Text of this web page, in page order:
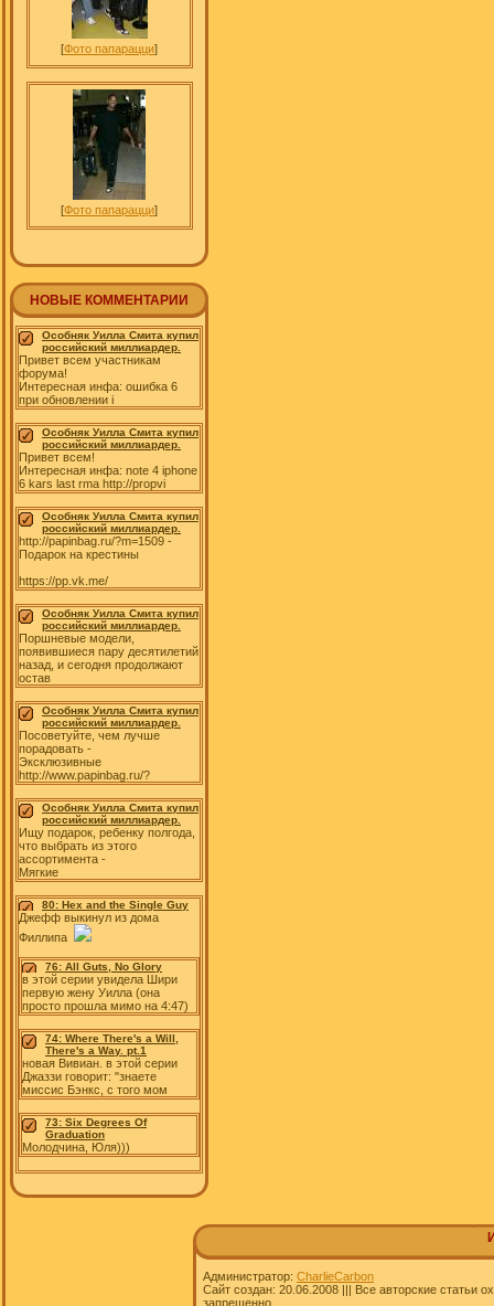
[Фото папарацци]
[Фото папарацци]
НОВЫЕ КОММЕНТАРИИ
Особняк Уилла Смита купил
российский миллиардер.
Привет всем участникам
форума!
Интересная инфа: ошибка 6
при обновлении i
Особняк Уилла Смита купил
российский миллиардер.
Привет всем!
Интересная инфа: note 4 iphone
6 kars last rma http://propvi
Особняк Уилла Смита купил
российский миллиардер.
http://papinbag.ru/?m=1509 -
Подарок на крестины
https://pp.vk.me/
Особняк Уилла Смита купил
российский миллиардер.
Поршневые модели,
появившиеся пару десятилетий
назад, и сегодня продолжают
остав
Особняк Уилла Смита купил
российский миллиардер.
Посоветуйте, чем лучше
порадовать -
Эксклюзивные
http://www.papinbag.ru/?
Особняк Уилла Смита купил
российский миллиардер.
Ищу подарок, ребенку полгода,
что выбрать из этого
ассортимента -
Мягкие
80: Hex and the Single Guy
Джефф выкинул из дома
Филлипа
76: All Guts, No Glory
в этой серии увидела Шири
первую жену Уилла (она
просто прошла мимо на 4:47)
74: Where There's a Will,
There's a Way. pt.1
новая Вивиан. в этой серии
Джаззи говорит: "знаете
миссис Бэнкс, с того мом
73: Six Degrees Of
Graduation
Молодчина, Юля)))
Администратор: CharlieCarbon
Сайт создан: 20.06.2008 ||| Все авторские статьи
запрещенно.